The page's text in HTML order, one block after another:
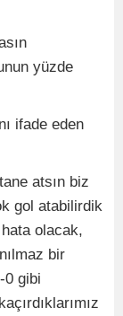
yüzde
ifade eden
atsın biz
gol atabilirdik
olacak,
bir
0 gibi